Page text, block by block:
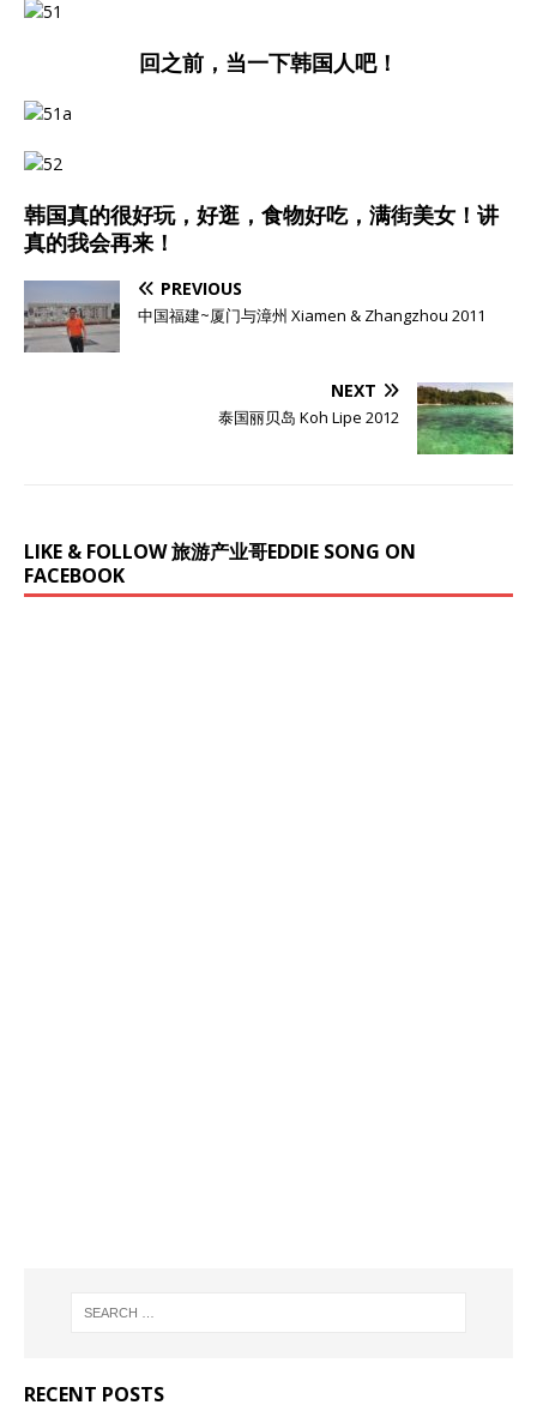
回之前，当一下韩国人吧！
韩国真的很好玩，好逛，食物好吃，满街美女！讲
真的我会再来！
PREVIOUS
中国福建~厦门与漳州 Xiamen & Zhangzhou 2011
NEXT
泰国丽贝岛 Koh Lipe 2012
LIKE & FOLLOW 旅游产业哥EDDIE SONG ON
FACEBOOK
RECENT POSTS